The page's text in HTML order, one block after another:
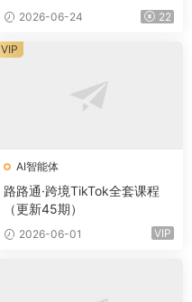
2026-06-24 22
AI智能体
路路通·跨境TikTok全套课程
（更新45期）
2026-06-01 VIP
VIP